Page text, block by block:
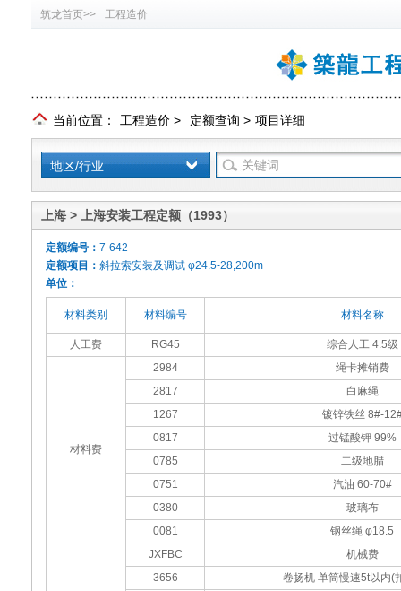
筑龙首页>> 工程造价
当前位置： 工程造价 > 定额查询 > 项目详细
地区/行业
上海 > 上海安装工程定额（1993）
定额编号： 7-642
定额项目： 斜拉索安装及调试 φ24.5-28,200m
单位：
材料类别 材料编号 材料名称
人工费 RG45 综合人工 4.5级
材料费
2984
绳卡摊销费
2817
白麻绳
1267
镀锌铁丝 8#-
0817
过锰酸钾 99%
0785
二级地腊
0751
汽油 60-70#
0380
玻璃布
0081
钢丝绳 φ18.5
JXFBC
机械费
3656
卷扬机 单筒慢速5t以内(